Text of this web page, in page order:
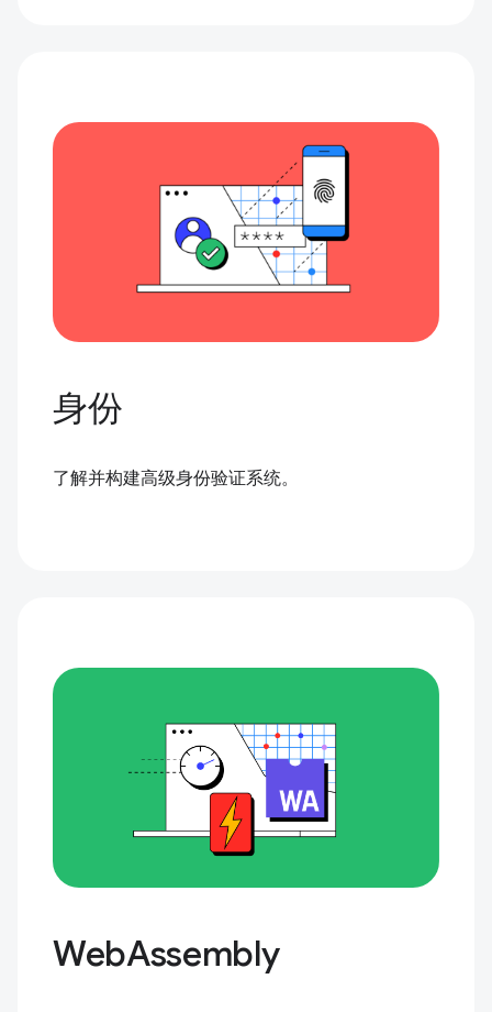
身份
了解并构建高级身份验证系统。
WebAssembly